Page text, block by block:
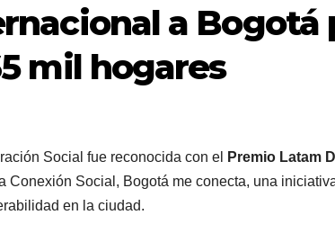
a Bogotá
mil hogares
Social fue reconocida con el Premio Latam
Conexión Social, Bogotá me conecta, una
en la ciudad.